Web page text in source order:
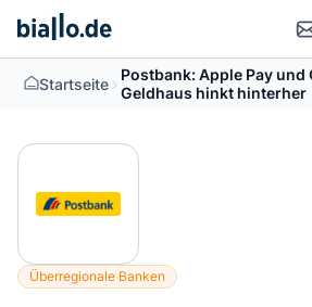
Startseite > Postbank: Apple Pay und
Geldhaus hinkt hinterher
Überregionale Banken